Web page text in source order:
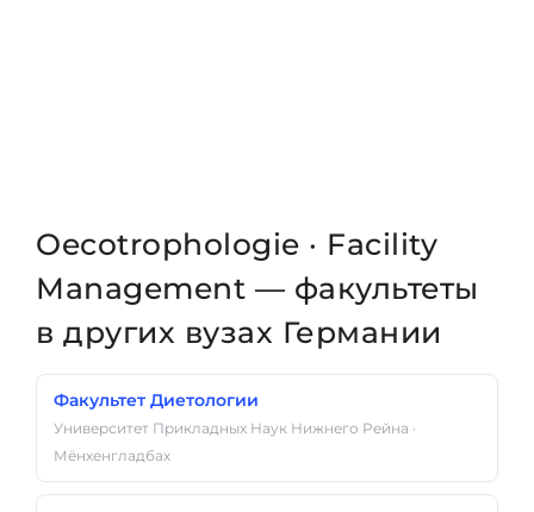
Oecotrophologie · Facility
Management — факультеты
в других вузах Германии
Факультет Диетологии
Университет Прикладных Наук Нижнего Рейна ·
Мёнхенгладбах